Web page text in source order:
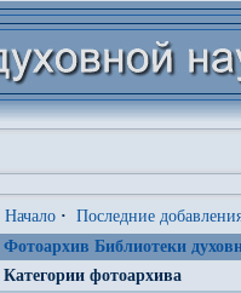
Начало · Последние
Фотоархив Библиотеки
Категории фотоархива